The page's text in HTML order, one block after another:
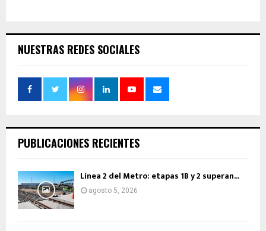
NUESTRAS REDES SOCIALES
PUBLICACIONES RECIENTES
Línea 2 del Metro: etapas 1B y 2 superan...
agosto 5, 2026